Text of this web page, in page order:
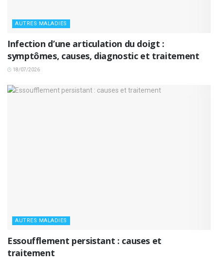
AUTRES MALADIES
Infection d’une articulation du doigt :
symptômes, causes, diagnostic et traitement
18/07/2026
AUTRES MALADIES
Essoufflement persistant : causes et
traitement